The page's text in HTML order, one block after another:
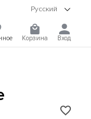
Русский
Корзина Вход